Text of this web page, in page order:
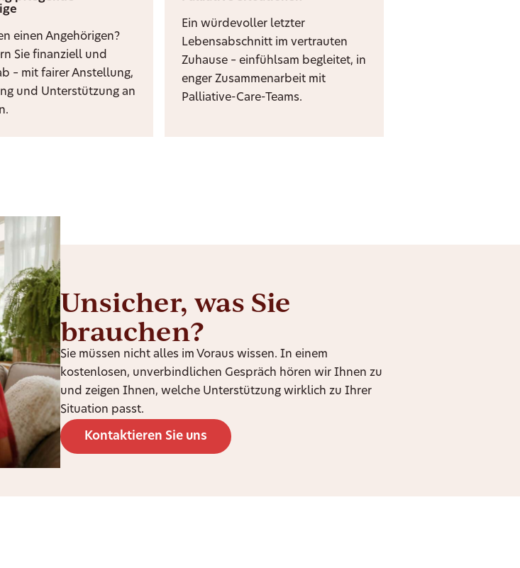
einen Angehörigen?
Sie finanziell und
– mit fairer Anstellung,
und Unterstützung an
Ein würdevoller letzter
Lebensabschnitt im vertrauten
Zuhause – einfühlsam begleitet, in
enger Zusammenarbeit mit
Palliative-Care-Teams.
Unsicher, was Sie
brauchen?
Sie müssen nicht alles im Voraus wissen. In einem
kostenlosen, unverbindlichen Gespräch hören wir Ihnen zu
und zeigen Ihnen, welche Unterstützung wirklich zu Ihrer
Situation passt.
Kontaktieren Sie uns